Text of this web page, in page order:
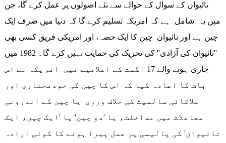
تائیوان کے سوال کے حوالے سے نئے اصولوں پر عمل کرے گا، جن
میں یہ شامل ہے کہ امریکہ تسلیم کرے گا کہ دنیا میں صرف ایک
چین ہے اور تائیوان چین کا ایک حصہ، اور امریکی فریق کسی بھی
''تائیوان کی آزادی'' کی تحریک کی حمایت نہیں کرے گا۔ 1982 میں
جاری ہونے والے 17 اگست کے اعلامیے میں امریکہ نے اس
بات کا اعادہ کیا کہ اس کا چین کی خودمختاری اور
علاقائی سالمیت کی خلاف ورزی یا چین کے اندرونی
معاملات میں مداخلت، یا 'دو چین' یا 'ایک چین، ایک
تائیوان' کی پالیسی پر عمل پیرا ہونے کا کوئی ارادہ